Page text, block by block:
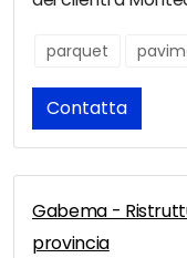
parquet
Contatta
Gabema -
provincia